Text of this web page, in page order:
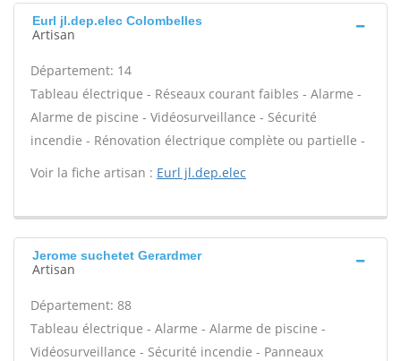
Eurl jl.dep.elec Colombelles
Artisan
Département: 14
Tableau électrique - Réseaux courant faibles - Alarme -
Alarme de piscine - Vidéosurveillance - Sécurité
incendie - Rénovation électrique complète ou partielle -
Voir la fiche artisan : Eurl jl.dep.elec
Jerome suchetet Gerardmer
Artisan
Département: 88
Tableau électrique - Alarme - Alarme de piscine -
Vidéosurveillance - Sécurité incendie - Panneaux